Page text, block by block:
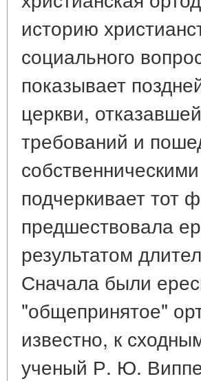
историю
социального
показывает
церкви,
требований и
подчеркивает тот
предшествовала
результатом
Сначала были
"общепринятое"
известно, к
ученый Р. Ю.